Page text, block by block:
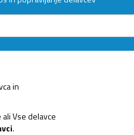
in
Vse delavce
.